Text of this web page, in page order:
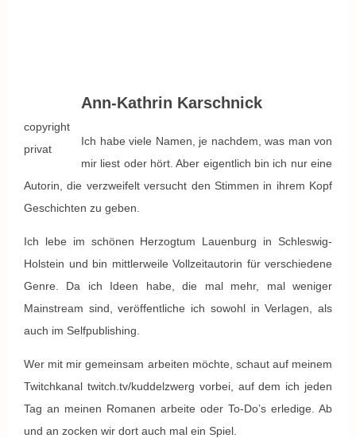
copyright
privat
Ann-Kathrin Karschnick
Ich habe viele Namen, je nachdem, was man von
mir liest oder hört. Aber eigentlich bin ich nur eine
Autorin, die verzweifelt versucht den Stimmen in ihrem Kopf
Geschichten zu geben.
​Ich lebe im schönen Herzogtum Lauenburg in Schleswig-
Holstein und bin mittlerweile Vollzeitautorin für verschiedene
Genre. Da ich Ideen habe, die mal mehr, mal weniger
Mainstream sind, veröffentliche ich sowohl in Verlagen, als
auch im Selfpublishing.
Wer mit mir gemeinsam arbeiten möchte, schaut auf meinem
Twitchkanal twitch.tv/kuddelzwerg vorbei, auf dem ich jeden
Tag an meinen Romanen arbeite oder To-Do’s erledige. Ab
und an zocken wir dort auch mal ein Spiel.